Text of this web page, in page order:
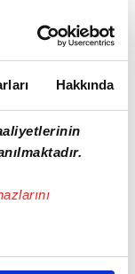
Hakkında
özel
Bakan'ın
yandan hem
Hadise,